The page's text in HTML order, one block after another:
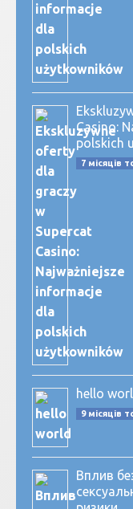
Casino:
polskich
7 місяців
hello
9 місяців
Вплив